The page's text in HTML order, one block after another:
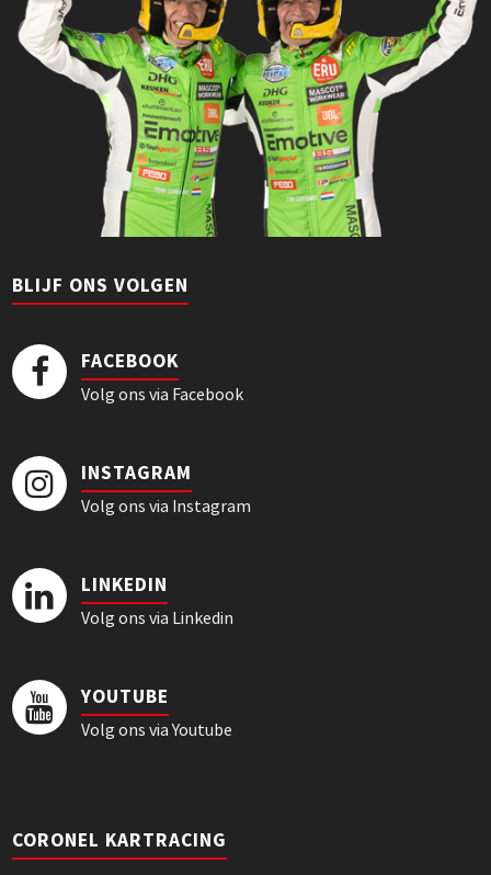
BLIJF ONS VOLGEN
FACEBOOK
Volg ons via Facebook
INSTAGRAM
Volg ons via Instagram
LINKEDIN
Volg ons via Linkedin
YOUTUBE
Volg ons via Youtube
CORONEL KARTRACING